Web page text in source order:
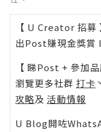
【 U Creator 招募
出Post賺現金獎賞 l
【 睇Post + 參加品
瀏覽更多社群 打卡
攻略及 活動情報
U Blog開咗